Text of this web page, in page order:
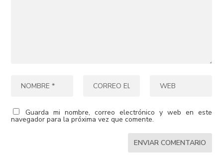
Guarda mi nombre, correo electrónico y web en este
navegador para la próxima vez que comente.